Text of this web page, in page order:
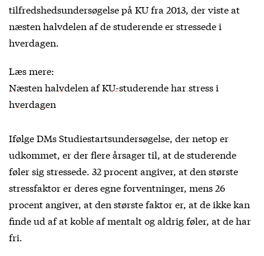
tilfredshedsundersøgelse på KU fra 2013, der viste at
næsten halvdelen af de studerende er stressede i
hverdagen.
Læs mere:
Næsten halvdelen af KU-studerende har stress i
hverdagen
Ifølge DMs Studiestartsundersøgelse, der netop er
udkommet, er der flere årsager til, at de studerende
føler sig stressede. 32 procent angiver, at den største
stressfaktor er deres egne forventninger, mens 26
procent angiver, at den største faktor er, at de ikke kan
finde ud af at koble af mentalt og aldrig føler, at de har
fri.